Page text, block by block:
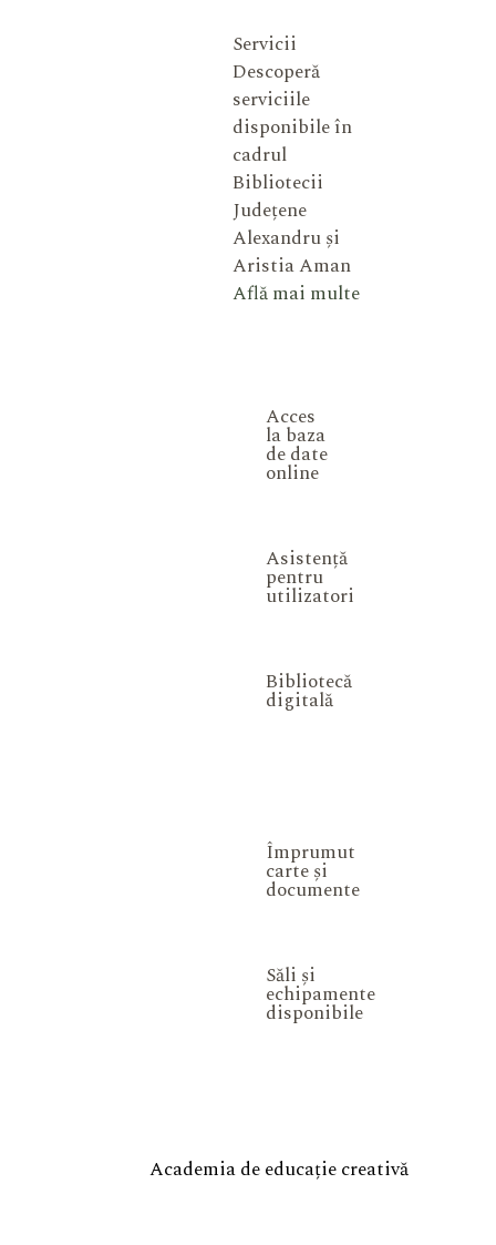
Servicii
Descoperă
serviciile
disponibile în
cadrul
Bibliotecii
Județene
Alexandru și
Aristia Aman
Află mai multe
Acces
la baza
de date
online
Asistență
pentru
utilizatori
Bibliotecă
digitală
Împrumut
carte și
documente
Săli și
echipamente
disponibile
Academia de educație creativă